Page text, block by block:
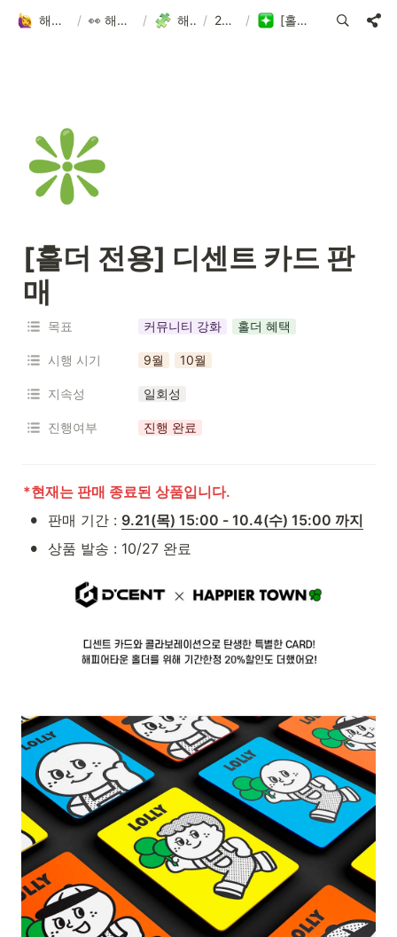
해피어타운 입주민 되고 싶은 사람?! / 👀 해피어타운 NFT에 대한 모든 것! / 해피어타운 로드맵 / 2023.3Q-4Q / [홀더 전용] 디센트 카드 판매
❇️
[홀더 전용] 디센트 카드 판
매
목표 커뮤니티 강화 홀더 혜택
시행 시기 9월 10월
지속성 일회성
진행여부 진행 완료
*현재는 판매 종료된 상품입니다.
• 판매 기간 : 9.21(목) 15:00 - 10.4(수) 15:00 까지
• 상품 발송 : 10/27 완료